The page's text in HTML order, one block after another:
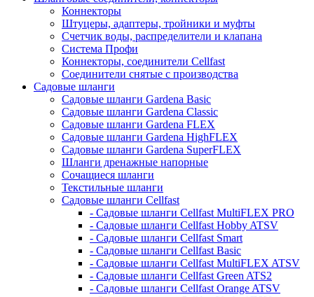
Коннекторы
Штуцеры, адаптеры, тройники и муфты
Счетчик воды, распределители и клапана
Система Профи
Коннекторы, соединители Cellfast
Соединители снятые с производства
Садовые шланги
Садовые шланги Gardena Basic
Садовые шланги Gardena Classic
Садовые шланги Gardena FLEX
Садовые шланги Gardena HighFLEX
Садовые шланги Gardena SuperFLEX
Шланги дренажные напорные
Сочащиеся шланги
Текстильные шланги
Садовые шланги Cellfast
- Садовые шланги Cellfast MultiFLEX PRO
- Садовые шланги Cellfast Hobby ATSV
- Садовые шланги Cellfast Smart
- Садовые шланги Cellfast Basic
- Садовые шланги Cellfast MultiFLEX ATSV
- Садовые шланги Cellfast Green ATS2
- Садовые шланги Cellfast Orange ATSV